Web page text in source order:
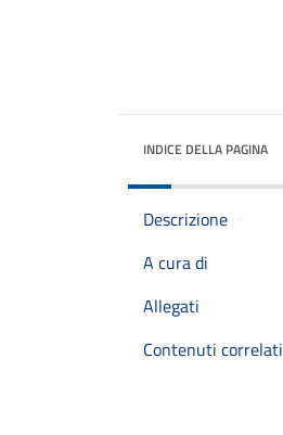
INDICE DELLA PAGINA
Descrizione
A cura di
Allegati
Contenuti correlati